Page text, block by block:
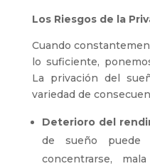
Los Riesgos de la
Cuando
lo suficiente,
La privación del
variedad de
Deterioro del
de sueño puede
concentrarse,